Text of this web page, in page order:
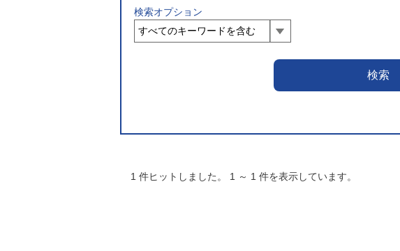
検索オプション
1 件ヒットしました。 1 ～ 1 件を表示しています。